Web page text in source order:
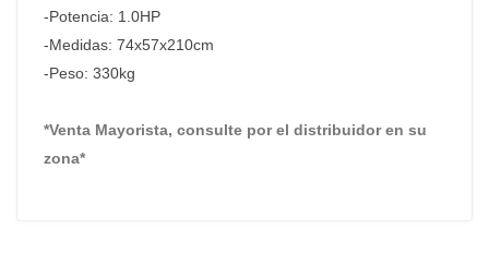
-Potencia: 1.0HP
-Medidas: 74x57x210cm
-Peso: 330kg
*Venta Mayorista, consulte por el distribuidor en su
zona*